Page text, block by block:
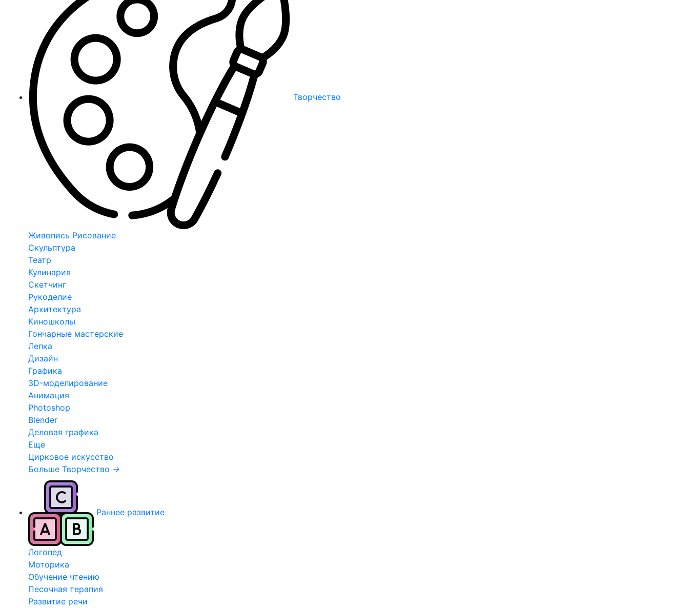
Творчество
Живопись Рисование
Скульптура
Театр
Кулинария
Скетчинг
Рукоделие
Архитектура
Киношколы
Гончарные мастерские
Лепка
Дизайн
Графика
3D-моделирование
Анимация
Photoshop
Blender
Деловая графика
Еще
Цирковое искусство
Больше Творчество →
Раннее развитие
Логопед
Моторика
Обучение чтению
Песочная терапия
Развитие речи